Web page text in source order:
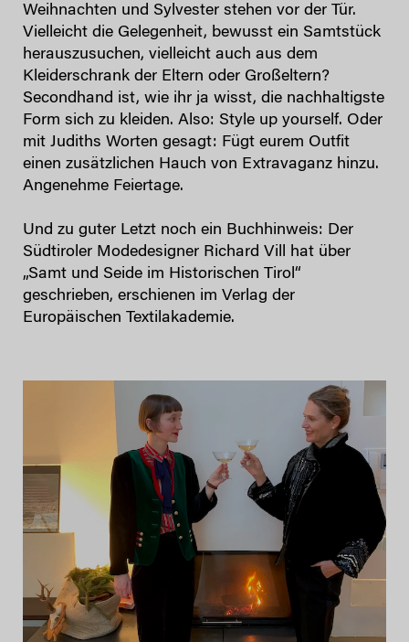
Weihnachten und Sylvester stehen vor der Tür.
Vielleicht die Gelegenheit, bewusst ein Samtstück
herauszusuchen, vielleicht auch aus dem
Kleiderschrank der Eltern oder Großeltern?
Secondhand ist, wie ihr ja wisst, die nachhaltigste
Form sich zu kleiden. Also: Style up yourself. Oder
mit Judiths Worten gesagt: Fügt eurem Outfit
einen zusätzlichen Hauch von Extravaganz hinzu.
Angenehme Feiertage.
Und zu guter Letzt noch ein Buchhinweis: Der
Südtiroler Modedesigner Richard Vill hat über
„Samt und Seide im Historischen Tirol“
geschrieben, erschienen im Verlag der
Europäischen Textilakademie.